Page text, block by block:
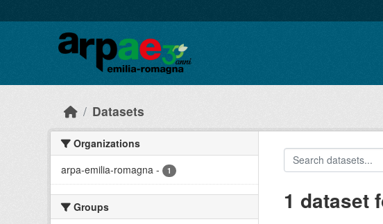
Datasets
Organizations
arpa-emilia-romagna - 1
Groups
1 dataset